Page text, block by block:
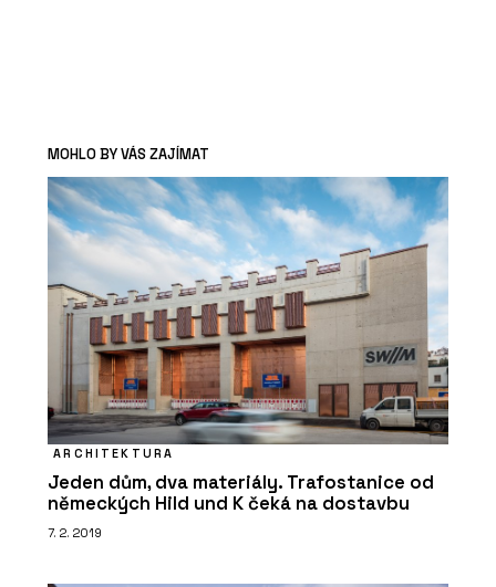
MOHLO BY VÁS ZAJÍMAT
ARCHITEKTURA
Jeden dům, dva materiály. Trafostanice od
německých Hild und K čeká na dostavbu
7. 2. 2019